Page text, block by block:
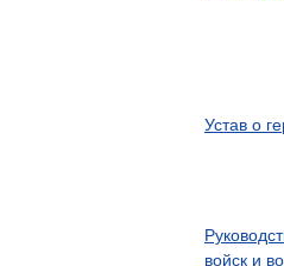
Устав о
войск и